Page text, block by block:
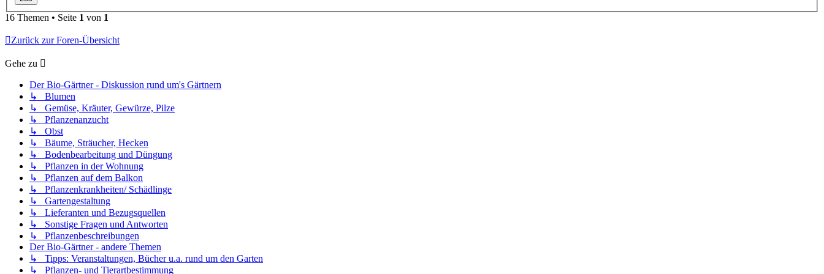
16 Themen • Seite 1 von 1
Zurück zur Foren-Übersicht
Gehe zu
Der Bio-Gärtner - Diskussion rund um's Gärtnern
↳ Blumen
↳ Gemüse, Kräuter, Gewürze, Pilze
↳ Pflanzenanzucht
↳ Obst
↳ Bäume, Sträucher, Hecken
↳ Bodenbearbeitung und Düngung
↳ Pflanzen in der Wohnung
↳ Pflanzen auf dem Balkon
↳ Pflanzenkrankheiten/ Schädlinge
↳ Gartengestaltung
↳ Lieferanten und Bezugsquellen
↳ Sonstige Fragen und Antworten
↳ Pflanzenbeschreibungen
Der Bio-Gärtner - andere Themen
↳ Tipps: Veranstaltungen, Bücher u.a. rund um den Garten
↳ Pflanzen- und Tierartbestimmung